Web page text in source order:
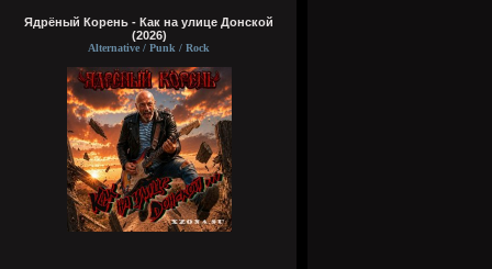
Ядрёный Корень - Как на улице Донской
(2026)
Alternative / Punk / Rock